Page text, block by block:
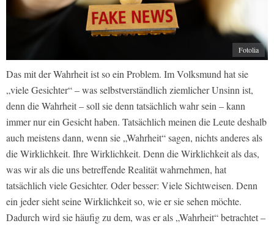
Fotolia
Das mit der Wahrheit ist so ein Problem. Im Volksmund hat sie
„viele Gesichter“ – was selbstverständlich ziemlicher Unsinn ist,
denn die Wahrheit – soll sie denn tatsächlich wahr sein – kann
immer nur ein Gesicht haben. Tatsächlich meinen die Leute deshalb
auch meistens dann, wenn sie „Wahrheit“ sagen, nichts anderes als
die Wirklichkeit. Ihre Wirklichkeit. Denn die Wirklichkeit als das,
was wir als die uns betreffende Realität wahrnehmen, hat
tatsächlich viele Gesichter. Oder besser: Viele Sichtweisen. Denn
ein jeder sieht seine Wirklichkeit so, wie er sie sehen möchte.
Dadurch wird sie häufig zu dem, was er als „Wahrheit“ betrachtet –